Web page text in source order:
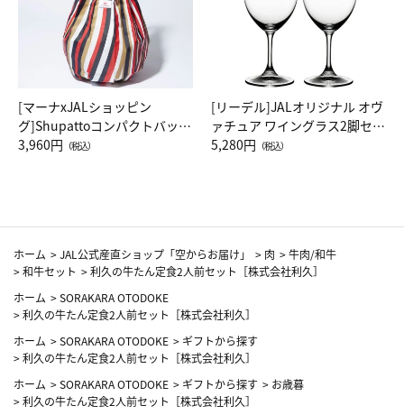
[マーナxJALショッピン
グ]Shupattoコンパクトバッグ
Drop JAL客室乗務員（LC）ス
3,960円 （税込）
[リーデル]JALオリジナル オヴ
ァチュア ワイングラス2脚セッ
ト（レッドワイン）
5,280円 （税込）
ホーム >JAL公式産直ショップ「空からお届け」 > 肉 >牛肉/和牛
>和牛セット >利久の牛たん定食2人前セット［株式会社利久］
ホーム >SORAKARA OTODOKE
>利久の牛たん定食2人前セット［株式会社利久］
ホーム >SORAKARA OTODOKE > ギフトから探す
>利久の牛たん定食2人前セット［株式会社利久］
ホーム >SORAKARA OTODOKE > ギフトから探す > お歳暮
>利久の牛たん定食2人前セット［株式会社利久］